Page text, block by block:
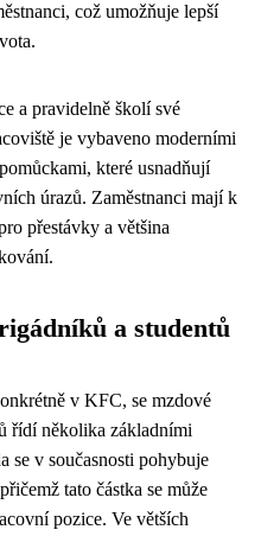
což umožňuje lepší
a pravidelně školí své
je vybaveno moderními
které usnadňují
úrazů. Zaměstnanci mají k
přestávky a většina
a studentů
v KFC, se mzdové
řídí několika základními
se v současnosti pohybuje
tato částka se může
pozice. Ve větších